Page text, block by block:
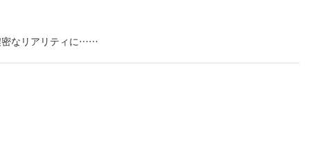
密なリアリティに……